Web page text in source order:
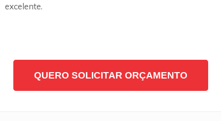
excelente.
QUERO SOLICITAR ORÇAMENTO